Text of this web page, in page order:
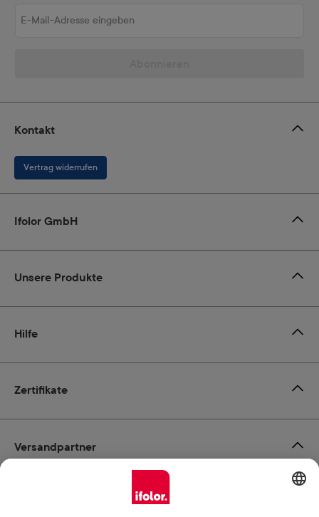
Zertifikate
Kontakt
Vertrag widerrufen
Ifolor GmbH
Unsere Produkte
Hilfe
Zahlungsmöglichkeiten
Versandpartner